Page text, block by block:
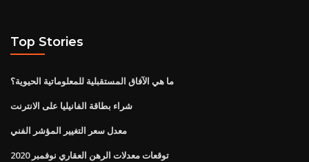
Top Stories
ما هي الآفاق المستقبلية للمعلوماتية الحيوية؟
شراء بطاقة الفانيليا على الانترنت
معدل سعر التغيير المؤشر الفني
توقعات معدلات الرهن العقاري نوفمبر 2020